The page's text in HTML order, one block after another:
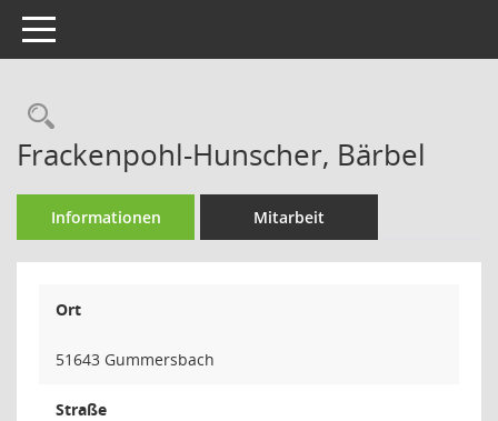
Toggle navigation
Rechercheauswahl
Frackenpohl-Hunscher, Bärbel
Informationen Mitarbeit
Ort
51643 Gummersbach
Straße